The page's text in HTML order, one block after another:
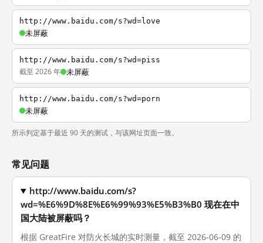
http://www.baidu.com/s?wd=love
未屏蔽
http://www.baidu.com/s?wd=piss
截至 2026 年 未屏蔽
http://www.baidu.com/s?wd=porn
未屏蔽
所示判定基于最近 90 天的测试，与该网址页面一致。
常见问题
http://www.baidu.com/s?
wd=%E6%9D%8E%E6%99%93%E5%B3%B0 现在在中
国大陆被屏蔽吗？
根据 GreatFire 对防火长城的实时测量，截至 2026-06-09 的